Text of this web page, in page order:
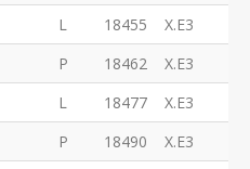
L 18455
X.E3
P 18462
X.E3
L 18477
X.E3
P 18490
X.E3